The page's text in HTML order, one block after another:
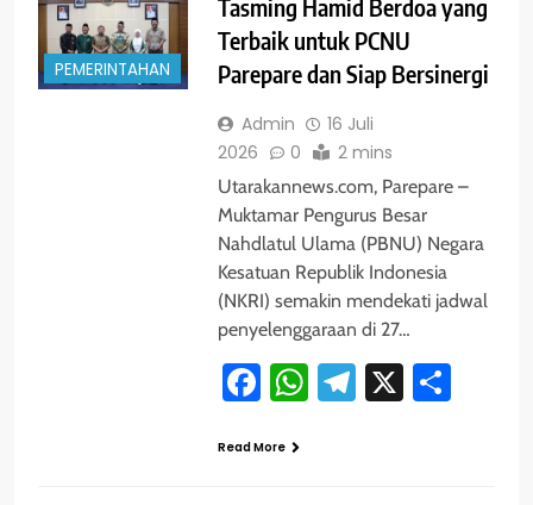
PEMERINTAHAN
Tasming Hamid Berdoa yang
Terbaik untuk PCNU
Parepare dan Siap Bersinergi
Admin
16 Juli
2026
0 2 mins
Utarakannews.com, Parepare –
Muktamar Pengurus Besar
Nahdlatul Ulama (PBNU) Negara
Kesatuan Republik Indonesia
(NKRI) semakin mendekati jadwal
penyelenggaraan di 27…
Facebook
WhatsApp
Telegram
X
Read More